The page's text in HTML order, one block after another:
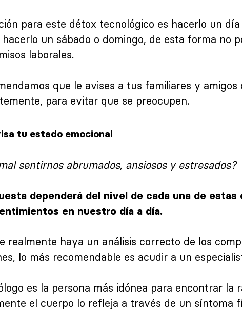
para este détox tecnológico es hacerlo un
hacerlo un sábado o domingo, de esta forma no
laborales.
que le avises a tus familiares y amigos
para evitar que se preocupen.
tu estado emocional
sentirnos abrumados, ansiosos y estresados?
dependerá del nivel de cada una de
en nuestro día a día.
realmente haya un análisis correcto de los
lo más recomendable es acudir a un
es la persona más idónea para encontrar la
el cuerpo lo refleja a través de un síntoma